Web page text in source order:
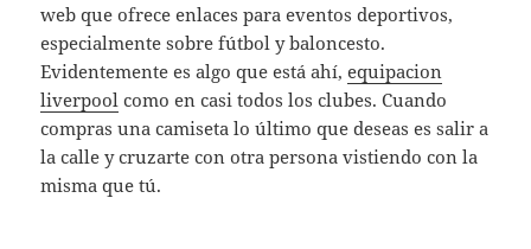
web que ofrece enlaces para eventos deportivos,
especialmente sobre fútbol y baloncesto.
Evidentemente es algo que está ahí,equipacion
liverpool como en casi todos los clubes. Cuando
compras una camiseta lo último que deseas es salir a
la calle y cruzarte con otra persona vistiendo con la
misma que tú.